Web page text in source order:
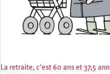
La retraite, c'est 60 ans et 37,5